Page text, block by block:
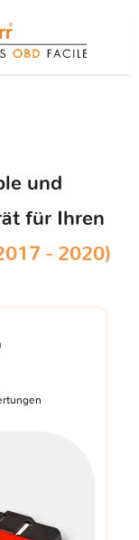
und
für Ihren
- 2020)